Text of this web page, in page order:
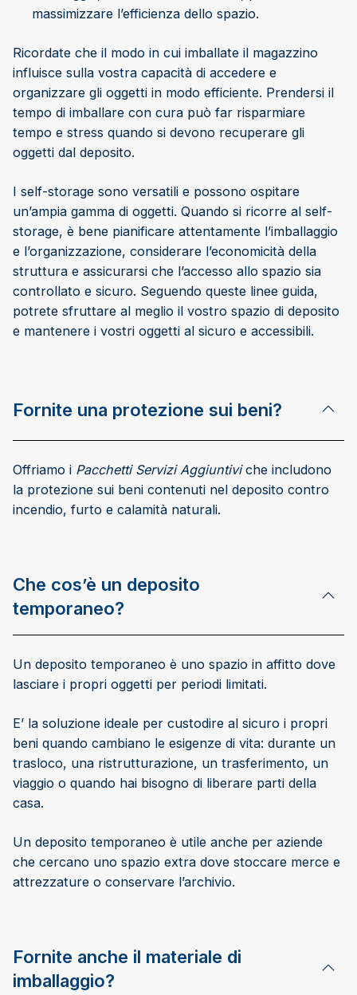
massimizzare l’efficienza dello spazio.
Ricordate che il modo in cui imballate il magazzino
influisce sulla vostra capacità di accedere e
organizzare gli oggetti in modo efficiente. Prendersi il
tempo di imballare con cura può far risparmiare
tempo e stress quando si devono recuperare gli
oggetti dal deposito.
I self-storage sono versatili e possono ospitare
un’ampia gamma di oggetti. Quando si ricorre al self-
storage, è bene pianificare attentamente l’imballaggio
e l’organizzazione, considerare l’economicità della
struttura e assicurarsi che l’accesso allo spazio sia
controllato e sicuro. Seguendo queste linee guida,
potrete sfruttare al meglio il vostro spazio di deposito
e mantenere i vostri oggetti al sicuro e accessibili.
Fornite una protezione sui beni?
Offriamo i Pacchetti Servizi Aggiuntiviche includono
la protezione sui beni contenuti nel deposito contro
incendio, furto e calamità naturali.
Che cos’è un deposito
temporaneo?
Un deposito temporaneo è uno spazio in affitto dove
lasciare i propri oggetti per periodi limitati.
E’ la soluzione ideale per custodire al sicuro i propri
beni quando cambiano le esigenze di vita: durante un
trasloco, una ristrutturazione, un trasferimento, un
viaggio o quando hai bisogno di liberare parti della
casa.
Un deposito temporaneo è utile anche per aziende
che cercano uno spazio extra dove stoccare merce e
attrezzature o conservare l’archivio.
Fornite anche il materiale di
imballaggio?